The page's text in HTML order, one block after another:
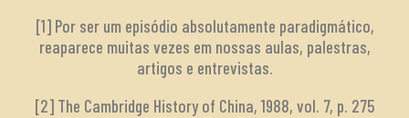
[1] Por ser um episódio absolutamente paradigmático,
reaparece muitas vezes em nossas aulas, palestras,
artigos e entrevistas.
[2] The Cambridge History of China, 1988, vol. 7, p. 275